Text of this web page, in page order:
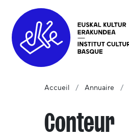
Accueil Annuaire
Conteur